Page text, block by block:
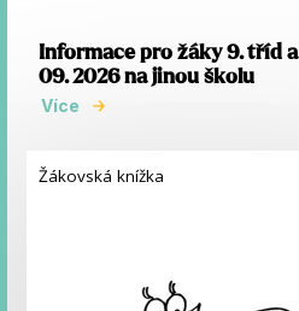
Informace pro žáky 9. tříd
09. 2026 na jinou školu
Více
Žákovská knížka